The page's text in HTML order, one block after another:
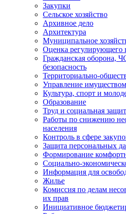
Закупки
Сельское хозяйство
Архивное дело
Архитектура
Муниципальное
Оценка регулирующего
Гражданская оборона,
безопасность
Территориально-
Управление
Культура, спорт и
Образование
Труд и социальная
Работы по снижению
населения
Контроль в сфере
Защита персональных
Формирование
Социально-
Информация для
Жилье
Комиссия по делам
их прав
Инициативное